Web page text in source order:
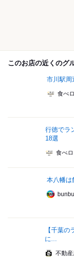
このお店の近くのグ
市川駅周
食べ
行徳でラ
18選
食べ
本八幡は
【千葉
に...
不動